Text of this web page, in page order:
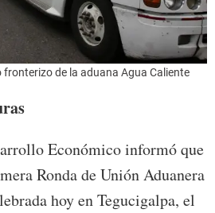
de la aduana Agua Caliente
Económico informó que
Ronda de Unión Aduanera
hoy en Tegucigalpa, el